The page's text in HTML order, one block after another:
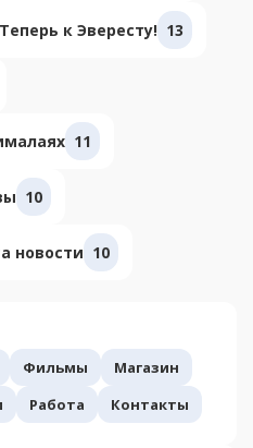
к Эвересту! 13
11
10
новости 10
Фильмы
Магазин
Работа Контакты